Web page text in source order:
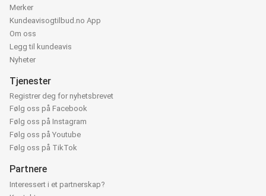
Merker
Kundeavisogtilbud.no App
Om oss
Legg til kundeavis
Nyheter
Tjenester
Registrer deg for nyhetsbrevet
Følg oss på Facebook
Følg oss på Instagram
Følg oss på Youtube
Følg oss på TikTok
Partnere
Interessert i et partnerskap?